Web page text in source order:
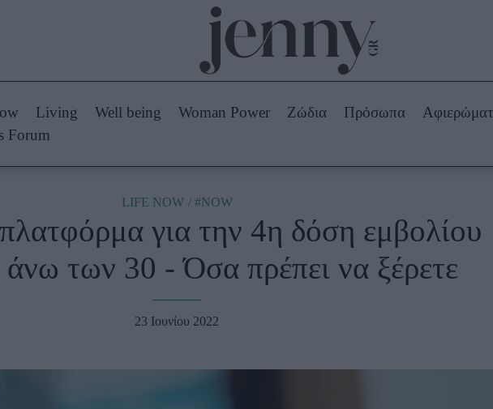
Styling Tips
Fashion News
Beauty -
Ομορφιά
Skincare
Μακιγιάζ
Πρόσωπα Ζώδια
Living Well being Woman Power Ζώδια Πρόσωπα
Forum
LIFE NOW #NOW
για την 4η δόση εμβολίου
άνω των 30 - Όσα πρέπει να ξέρετε
23 Ιουνίου 2022